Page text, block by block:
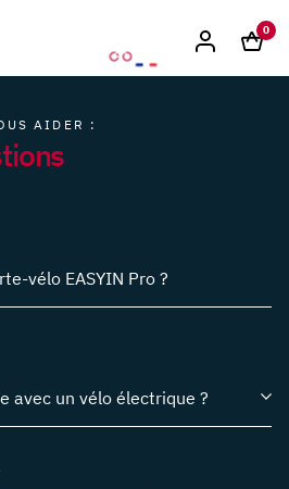
0
AIDER :
vélo EASYIN Pro ?
avec un vélo électrique ?